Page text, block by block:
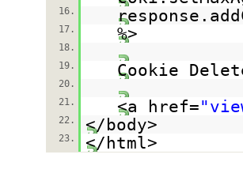
16.
17.
18.
19.
Cookie
20.
21.
<a href=
22. </body>
23. </html>